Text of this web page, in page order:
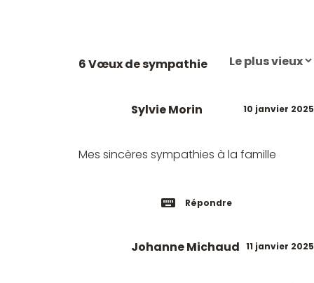
6 Vœux de sympathie
10 janvier 2025
Sylvie Morin
Mes sincères sympathies à la famille
Répondre
11 janvier 2025
Johanne Michaud